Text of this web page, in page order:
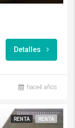
Detalles
hace4 años
RENTA RENTA